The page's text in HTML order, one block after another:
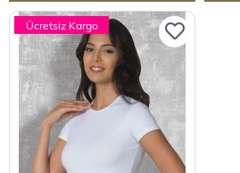
Ücretsiz Kargo